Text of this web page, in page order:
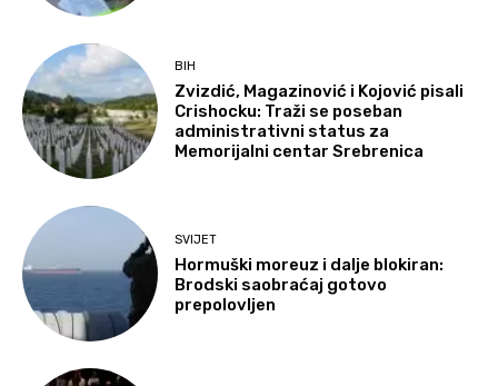
BIH
Zvizdić, Magazinović i Kojović pisali
Crishocku: Traži se poseban
administrativni status za
Memorijalni centar Srebrenica
SVIJET
Hormuški moreuz i dalje blokiran:
Brodski saobraćaj gotovo
prepolovljen